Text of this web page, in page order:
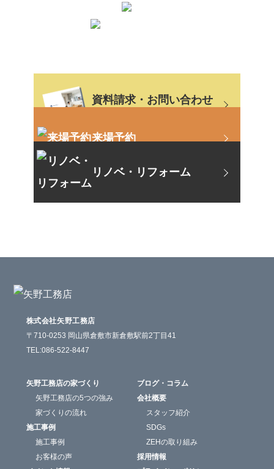
資料請求・お問い合わせ
来場予約
リノベ・リフォーム
株式会社矢野工務店
〒710-0253 岡山県倉敷市新倉敷駅前2丁目41
TEL:086-522-8447
矢野工務店の家づくり
矢野工務店の5つの強み
家づくりの流れ
施工事例
施工事例
お客様の声
ブログ・コラム
会社概要
スタッフ紹介
SDGs
ZEHの取り組み
採用情報